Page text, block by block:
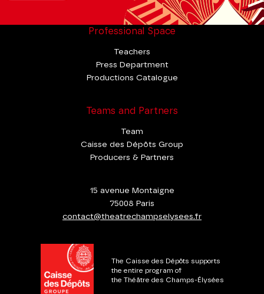
Professional Space
Teachers
Press Department
Productions Catalogue
Teams and Partners
Team
Caisse des Dépôts Group
Producers & Partners
15 avenue Montaigne
75008 Paris
contact@theatrechampselysees.fr
The Caisse des Dépôts supports
the entire program of
the Théâtre des Champs-Élysées